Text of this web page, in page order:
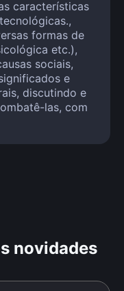
características
formas de
etc.),
sociais,
e
discutindo e
las, com
novidades